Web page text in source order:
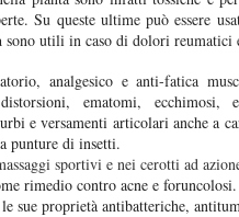
Su queste ultime può essere
sono utili in caso di dolori reumatici
analgesico e anti-fatica
distorsioni, ematomi,
e versamenti articolari anche a
punture di insetti.
sportivi e nei cerotti ad
rimedio contro acne e foruncolosi.
sue proprietà antibatteriche,